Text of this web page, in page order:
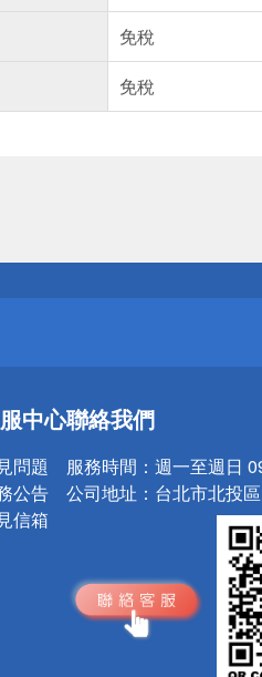
免稅
免稅
心！
心！
中心
問題
公告
信箱
聯絡我們
服務時間： 週一至週日
公司地址： 台北市北投